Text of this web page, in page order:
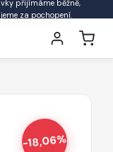
přijímáme běžně,
za pochopení.
-18,06%